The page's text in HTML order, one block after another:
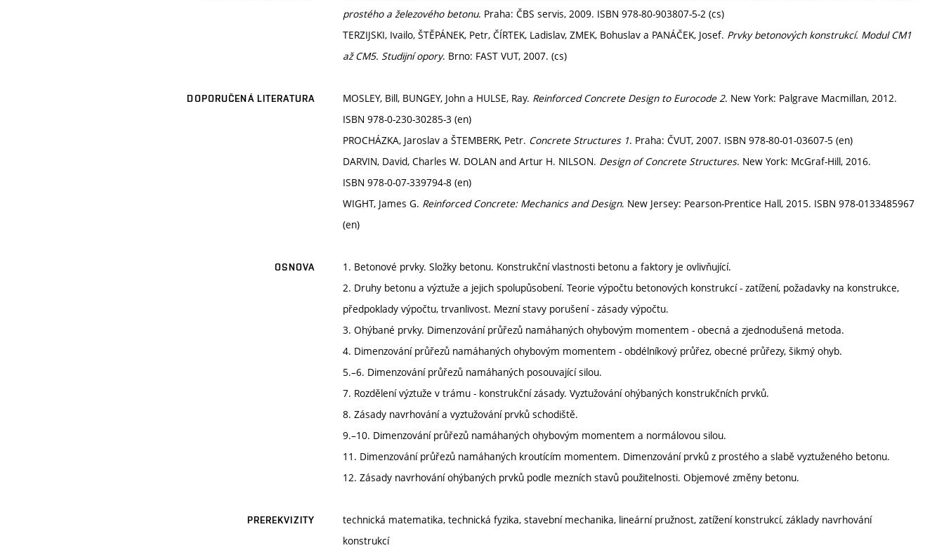
prostého a železového betonu. Praha: ČBS servis, 2009. ISBN 978-80-903807-5-2 (cs)
TERZIJSKI, Ivailo, ŠTĚPÁNEK, Petr, ČÍRTEK, Ladislav, ZMEK, Bohuslav a PANÁČEK, Josef. Prvky betonových konstrukcí. Modul CM1
až CM5. Studijní opory. Brno: FAST VUT, 2007. (cs)
DOPORUČENÁ LITERATURA MOSLEY, Bill, BUNGEY, John a HULSE, Ray. Reinforced Concrete Design to Eurocode 2. New York: Palgrave Macmillan, 2012.
ISBN 978-0-230-30285-3 (en)
PROCHÁZKA, Jaroslav a ŠTEMBERK, Petr. Concrete Structures 1. Praha: ČVUT, 2007. ISBN 978-80-01-03607-5 (en)
DARVIN, David, Charles W. DOLAN and Artur H. NILSON. Design of Concrete Structures. New York: McGraf-Hill, 2016.
ISBN 978-0-07-339794-8 (en)
WIGHT, James G. Reinforced Concrete: Mechanics and Design. New Jersey: Pearson-Prentice Hall, 2015. ISBN 978-0133485967
(en)
OSNOVA
1. Betonové prvky. Složky betonu. Konstrukční vlastnosti betonu a faktory je ovlivňující.
2. Druhy betonu a výztuže a jejich spolupůsobení. Teorie výpočtu betonových konstrukcí - zatížení, požadavky na konstrukce,
předpoklady výpočtu, trvanlivost. Mezní stavy porušení - zásady výpočtu.
3. Ohýbané prvky. Dimenzování průřezů namáhaných ohybovým momentem - obecná a zjednodušená metoda.
4. Dimenzování průřezů namáhaných ohybovým momentem - obdélníkový průřez, obecné průřezy, šikmý ohyb.
5.–6. Dimenzování průřezů namáhaných posouvající silou.
7. Rozdělení výztuže v trámu - konstrukční zásady. Vyztužování ohýbaných konstrukčních prvků.
8. Zásady navrhování a vyztužování prvků schodiště.
9.–10. Dimenzování průřezů namáhaných ohybovým momentem a normálovou silou.
11. Dimenzování průřezů namáhaných kroutícím momentem. Dimenzování prvků z prostého a slabě vyztuženého betonu.
12. Zásady navrhování ohýbaných prvků podle mezních stavů použitelnosti. Objemové změny betonu.
PREREKVIZITY
technická matematika, technická fyzika, stavební mechanika, lineární pružnost, zatížení konstrukcí, základy navrhování
konstrukcí